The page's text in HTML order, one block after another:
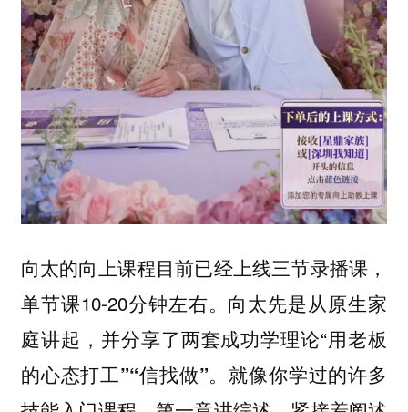
向太的向上课程目前已经上线三节录播课，
单节课10-20分钟左右。向太先是从原生家
庭讲起，并分享了两套成功学理论“用老板
的心态打工”“信找做”。就像你学过的许多